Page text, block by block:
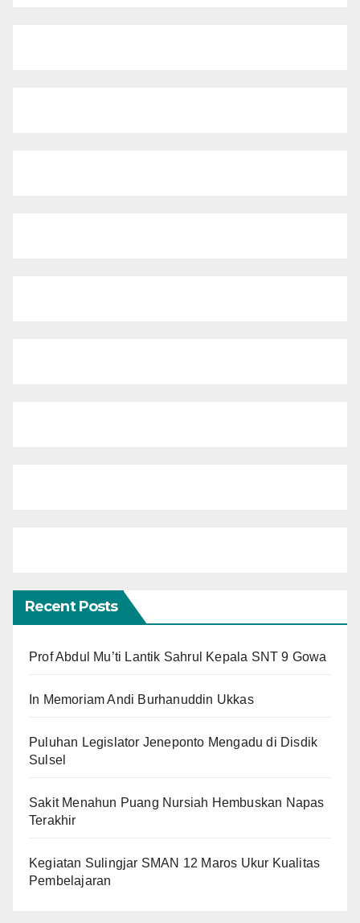
Recent Posts
Prof Abdul Mu’ti Lantik Sahrul Kepala SNT 9 Gowa
In Memoriam Andi Burhanuddin Ukkas
Puluhan Legislator Jeneponto Mengadu di Disdik
Sulsel
Sakit Menahun Puang Nursiah Hembuskan Napas
Terakhir
Kegiatan Sulingjar SMAN 12 Maros Ukur Kualitas
Pembelajaran